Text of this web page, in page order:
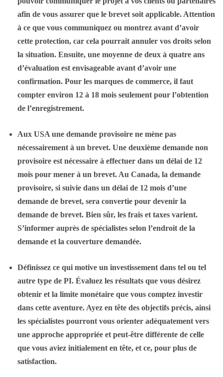
afin de vous assurer que le brevet soit applicable. Attention
à ce que vous communiquez ou montrez avant d’avoir
cette protection, car cela pourrait annuler vos droits selon
la situation. Ensuite, une moyenne de deux à quatre ans
d’évaluation est envisageable avant d’avoir une
confirmation. Pour les marques de commerce, il faut
compter environ 12 à 18 mois seulement pour l’obtention
de l’enregistrement.
Aux USA une demande provisoire ne mène pas
nécessairement à un brevet. Une deuxième demande non
provisoire est nécessaire à effectuer dans un délai de 12
mois pour mener à un brevet. Au Canada, la demande
provisoire, si suivie dans un délai de 12 mois d’une
demande de brevet, sera convertie pour devenir la
demande de brevet. Bien sûr, les frais et taxes varient.
S’informer auprès de spécialistes selon l’endroit de la
demande et la couverture demandée.
Définissez ce qui motive un investissement dans tel ou tel
autre type de PI. Évaluez les résultats que vous désirez
obtenir et la limite monétaire que vous comptez investir
dans cette aventure. Ayez en tête des objectifs précis, ainsi
les spécialistes pourront vous orienter adéquatement vers
une approche appropriée et peut-être différente de celle
que vous aviez initialement en tête, et ce, pour plus de
satisfaction.